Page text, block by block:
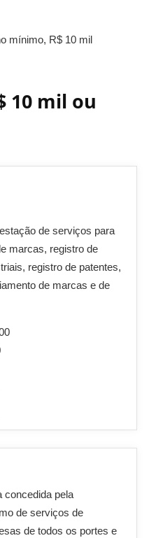
mínimo, R$ 10 mil
10 mil ou
de serviços para
marcas, registro de
registro de patentes,
de marcas e de
concedida pela
de serviços de
de todos os portes e